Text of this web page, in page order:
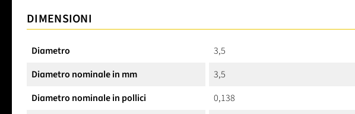
DIMENSIONI
Diametro
3,5
Diametro nominale in mm
3,5
Diametro nominale in pollici
0,138